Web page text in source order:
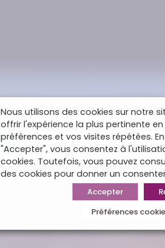
Nous utilisons des cookies sur notre
offrir l'expérience la plus pertinente
préférences et vos visites répétées.
"Accepter", vous consentez à
cookies. Toutefois, vous pouvez
des cookies pour donner un
Accepter
Préférences